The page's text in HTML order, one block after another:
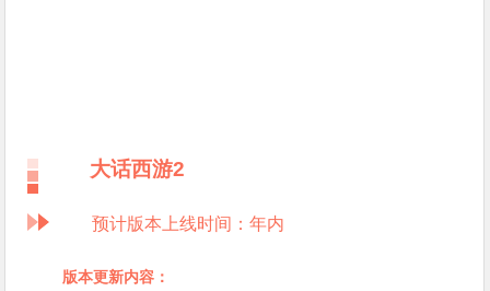
大话西游2
预计版本上线时间：年内
版本更新内容：